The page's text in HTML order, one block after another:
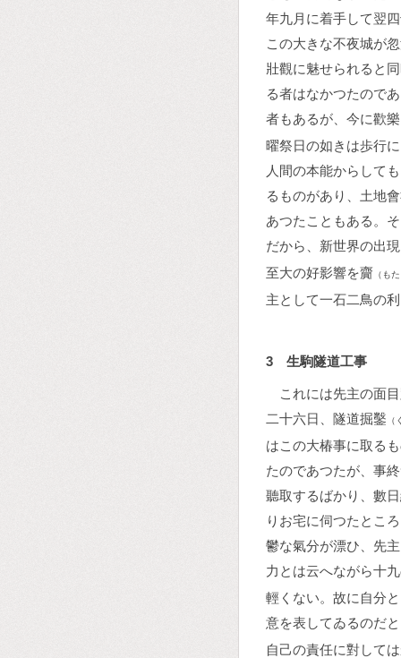
年九月に着手して翌
この大きな不夜城が
壯觀に魅せられると
る者はなかつたので
者もあるが、今に歡
曜祭日の如きは歩行
人間の本能からして
るものがあり、土地
あつたこともある。
だから、新世界の出
至大の好影響を齎 （も
主として一石二鳥の
3 生駒隧道工事
これには先主の面
二十六日、隧道掘鑿
はこの大椿事に取る
たのであつたが、事
聽取するばかり、數
りお宅に伺つたとこ
鬱な氣分が漂ひ、先
力とは云へながら十
輕くない。故に自分
意を表してゐるのだ
自己の責任に對して